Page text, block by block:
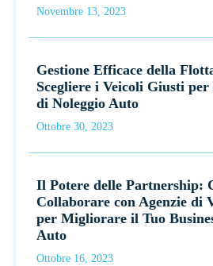
Novembre 13, 2023
Gestione Efficace della
Scegliere i Veicoli Giusti
di Noleggio Auto
Ottobre 30, 2023
Il Potere delle Partnership:
Collaborare con Agenzie di
per Migliorare il Tuo
Auto
Ottobre 16, 2023